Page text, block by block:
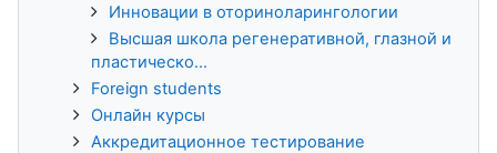
Инновации в оториноларингологии
Высшая школа регенеративной, глазной и
пластическо...
Foreign students
Онлайн курсы
Аккредитационное тестирование